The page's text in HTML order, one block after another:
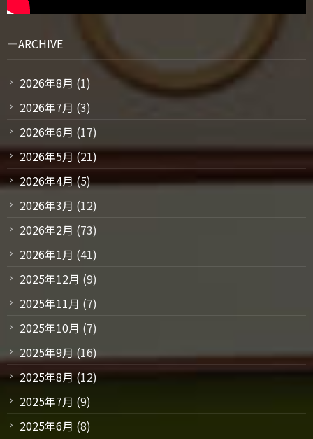
ARCHIVE
2026年8月 (1)
2026年7月 (3)
2026年6月 (17)
2026年5月 (21)
2026年4月(5)
2026年3月 (12)
2026年2月 (73)
2026年1月 (41)
2025年12月 (9)
2025年11月 (7)
2025年10月 (7)
2025年9月 (16)
2025年8月 (12)
2025年7月 (9)
2025年6月 (8)